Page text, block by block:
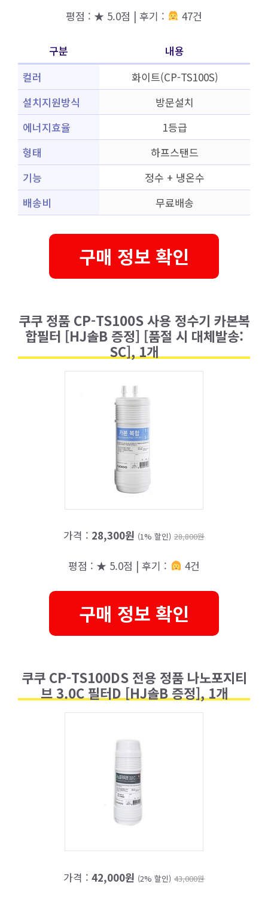
평점 : ★ 5.0점 | 후기 : 47건
구분
내용
컬러
화이트(CP-TS100S)
설치지원방식
방문설치
에너지효율
1등급
형태
하프스탠드
기능
정수 + 냉온수
배송비
무료배송
구매 정보 확인
쿠쿠 정품 CP-TS100S 사용 정수기 카본복
합필터 [HJ솔B 증정] [품절 시 대체발송:
SC], 1개
가격 : 28,300원 (1% 할인) 28,800원
평점 : ★ 5.0점 | 후기 : 4건
구매 정보 확인
쿠쿠 CP-TS100DS 전용 정품 나노포지티
브 3.0C 필터D [HJ솔B 증정], 1개
가격 : 42,000원 (2% 할인) 43,000원